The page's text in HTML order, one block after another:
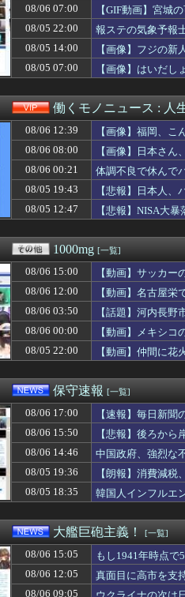
【画像】NHKさん、可愛すぎる
【ワロタ】トランプ大統領とホ
【画像】ジムニーの新車、5ド
小学生姫ギャルモデルのりりぴ
中国に上陸する台風13号が絶妙
【日本ハム】細野晴希が登録/
【速報】韓国警察、大韓サッカ
向かいの家のツバメの巣を蛇が
【動画】女子中学生の『チン媚
【エロゲ】今やってるエロゲ、
韓国人「韓国が韓国株式の暴落
『ケムコ』とかいうRPG大量生
【画像】露悪アニメ化ブーム、
【画像】令和最新版・あのちゃ
【画像】∧∨の設定みたいな野球
地下アイドルヲタク歴3ヶ月僕
日本人女性インフルエンサー、
【画像】ディズニーのおいなり
三浪して春から医学生だけど大
仕事をするほど家計が赤字にな
【試合結果】日本ハム2軍vsハ
【豊臣兄弟！】敵を鼓舞してし
※月光蝶が木星まで届くって本
格ゲーとレースゲーがオワコン
充電ケーブルってさ
【速報】熊本イオンモール、爆
08/06 07:00
【GIF動画】宮城
08/05 22:00
報ステの気象予報
08/05 14:00
【画像】フジの
08/05 07:00
【画像】はいだ
働くモノニュース : 人
08/06 12:39
【画像】福岡、
08/06 08:00
【画像】日本さ
08/06 00:21
体調不良で休んで
08/05 19:43
【悲報】日本人
08/05 12:47
【悲報】NISA大
1000mg [一覧]
08/06 15:00
【動画】サッカー
08/06 12:00
【動画】名古屋
08/06 03:50
【話題】河内長野
08/06 00:00
【動画】メキシコ
08/05 22:00
【動画】仲間に花
保守速報 [一覧]
08/06 17:00
【速報】毎日新
08/06 15:50
【悲報】後ろから
08/06 14:46
中国政府、強烈な
08/05 19:36
【朗報】消費減
08/05 18:35
韓国人インフルエ
大艦巨砲主義！ [一覧]
08/06 15:05
もし1941年時点で
08/06 12:05
真面目に高市を支
08/06 09:05